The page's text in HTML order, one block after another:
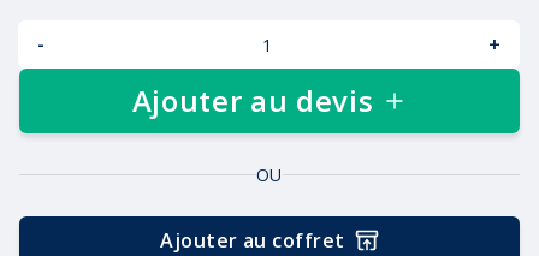
- +
Ajouter au devis
OU
Ajouter au coffret